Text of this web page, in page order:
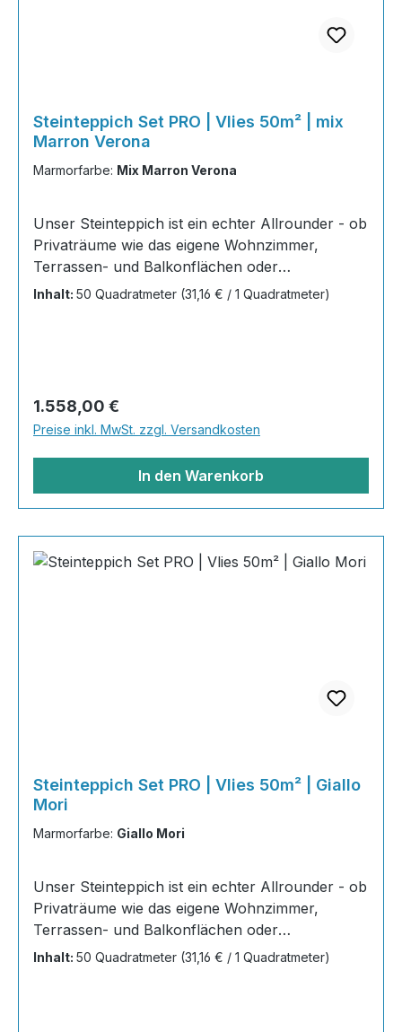
Steinteppich Set PRO | Vlies 50m² | mix
Marron Verona
Marmorfarbe: Mix Marron Verona
Unser Steinteppich ist ein echter Allrounder - ob
Privaträume wie das eigene Wohnzimmer,
Terrassen- und Balkonflächen oder
Gewerbeobjekte und Austellungsräume; unsere
und einfach zu verlegen. Stöbern Sie in unserem
Shop nach Ihrer Lieblingsfarbe und legen Sie
gleich los!Inhalt 20x25kg Marmorsteine 10kg
Grundierung AT-EG30 40kg
Inhalt: 50 Quadratmeter (31,16 € / 1 Quadratmeter)
Regulärer Preis:
1.558,00 €
Preise inkl. MwSt. zzgl. Versandkosten
In den Warenkorb
Steinteppich Set PRO | Vlies 50m² | Giallo
Mori
Marmorfarbe: Giallo Mori
Unser Steinteppich ist ein echter Allrounder - ob
Privaträume wie das eigene Wohnzimmer,
Terrassen- und Balkonflächen oder
Gewerbeobjekte und Austellungsräume; unsere
Inhalt: 50 Quadratmeter (31,16 € / 1 Quadratmeter)